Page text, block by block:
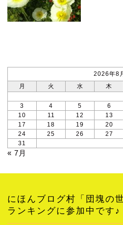
2026年8
月
火 水 木
3
4 5 6
10
11 12 13
17
18 19 20
24
25 26 27
31
« 7月
にほんブログ村「団塊の
ランキングに参加中です♪